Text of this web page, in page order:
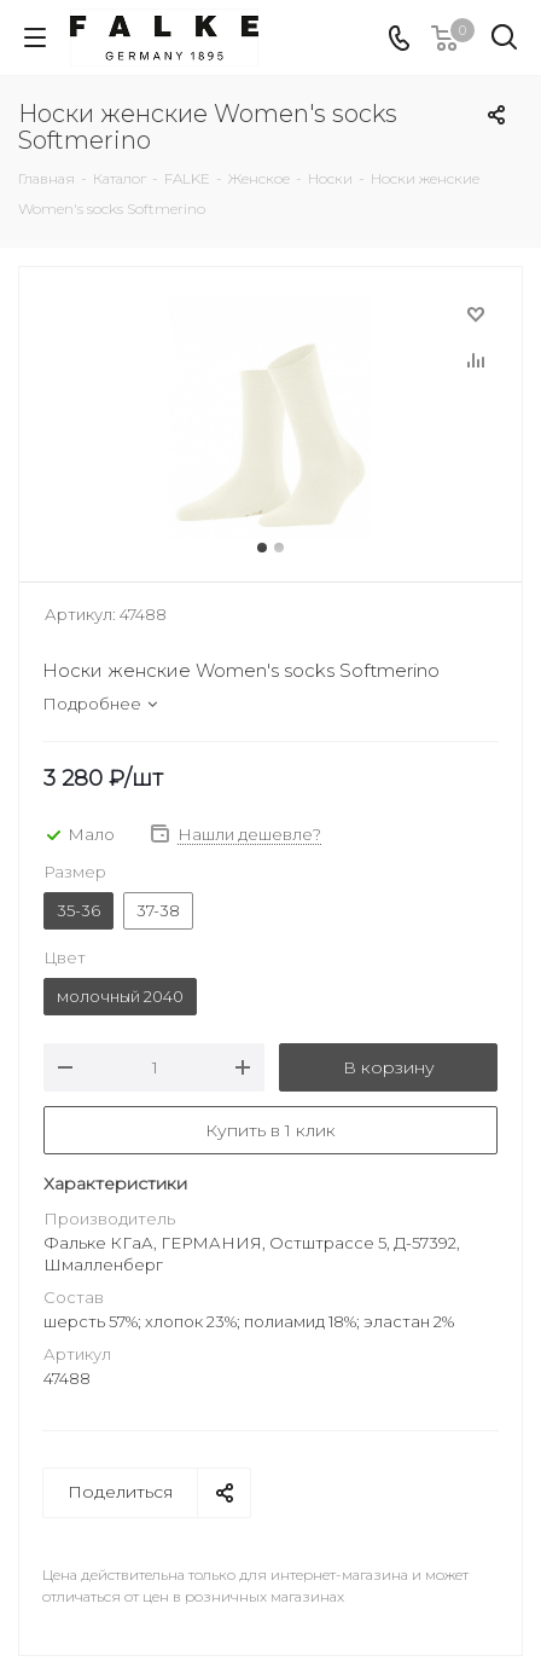
0
Носки женские Women's socks
Softmerino
Главная - Каталог - FALKE - Женское - Носки - Носки женские
Women's socks Softmerino
Артикул: 47488
Носки женские Women's socks Softmerino
Подробнее
3 280 ₽/шт
Мало
Нашли дешевле?
Размер
35-36
37-38
Цвет
молочный 2040
В корзину
Купить в 1 клик
Характеристики
Производитель
Фальке КГаА, ГЕРМАНИЯ, Остштрассе 5, Д-57392,
Шмалленберг
Состав
шерсть 57%; хлопок 23%; полиамид 18%; эластан 2%
Артикул
47488
Поделиться
Цена действительна только для интернет-магазина и может
отличаться от цен в розничных магазинах